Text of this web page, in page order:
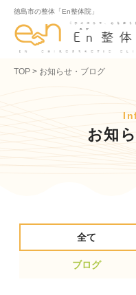
徳島市の整体「En整体院」
TOP お知らせ・ブログ
お知
全て
ブログ